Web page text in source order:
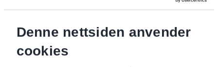
Denne nettsiden anvender
cookies
kan renter benyttes til driftskostnader. Ved direkte demokrati
bestemmer ‘fredsskatteyterne’ hvilke prosjektsøknader som
I 2012 ble nesten 54 000 betalt inn til fondet. I 2013 ca.10 000
mer. I 2013 ble størstedelen av midlene tildelt prosjektet
soldater og tanks til jordmødre for fred i Afghanistan